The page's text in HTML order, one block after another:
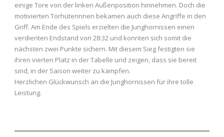
einige Tore von der linken Außenposition hinnehmen. Doch die
motivierten Torhüterinnen bekamen auch diese Angriffe in den
Griff. Am Ende des Spiels erzielten die Junghornissen einen
verdienten Endstand von 28:32 und konnten sich somit die
nächsten zwei Punkte sichern. Mit diesem Sieg festigten sie
ihren vierten Platz in der Tabelle und zeigen, dass sie bereit
sind, in der Saison weiter zu kämpfen.
Herzlichen Glückwunsch an die Junghornissen für ihre tolle
Leistung.